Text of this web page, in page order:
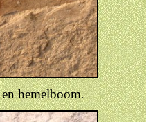
en hemelboom.